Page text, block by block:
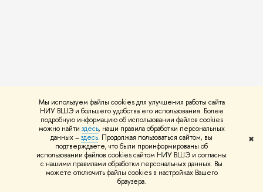
Мы используем файлы cookies для улучшения работы сайта
НИУ ВШЭ и большего удобства его использования. Более
подробную информацию об использовании файлов cookies
можно найти здесь, наши правила обработки персональных
данных –здесь. Продолжая пользоваться сайтом, вы
подтверждаете, что были проинформированы об
использовании файлов cookies сайтом НИУ ВШЭ и согласны
с нашими правилами обработки персональных данных. Вы
можете отключить файлы cookies в настройках Вашего
браузера.
✖
М.: ИСИЭЗ ВШЭ, 2026.
KOTYRLO E.,ZHANG W.
The heterogeneous impact of the COVID-19